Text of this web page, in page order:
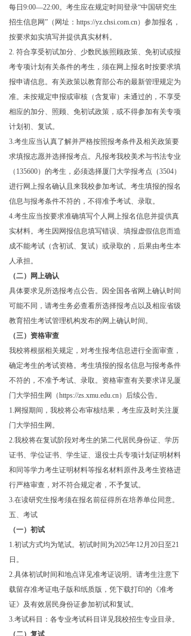
每日9:00—22:00。考生应在规定时间登录“中国研究生
招生信息网”（网址：https://yz.chsi.com.cn）参加报名，
按要求如实填写并提供真实材料。
2. 符合享受初试加分、少数民族照顾政策、免初试或报
考专项计划有关条件的考生，须在网上报名时按要求填
报申请信息。有关政策以教育部公布的最新管理规定为
准。未按规定申报或审核（含复审）未通过的，不享受
相应的加分、照顾、免初试政策，或不得参加有关专项
计划初、复试。
3.考生应当认真了解并严格按照报考条件及相关政策要
求填报志愿并选择报考点。凡报考我校美术与书法专业
（135600）的考生，必须选择厦门大学报考点（3504）
进行网上报名确认且来我校参加考试。考生填报的报名
信息与报考条件不符的，不得准予考试、录取。
4.考生应当按要求准确填写个人网上报名信息并提供真
实材料。考生因网报信息填写错误、填报虚假信息而造
成不能考试（含初试、复试）或录取的，后果由考生本
人承担。
（二）网上确认
具体要求见所选报考点公告。因全国各省网上确认时间
可能不同，请考生务必查看所选择报考点以及相应省级
教育招生考试管理机构发布的网上确认时间。
（三）资格审查
我校将根据相关规定，对考生报考信息进行全面审查，
确定考生的考试资格。考生填报的报名信息与报考条件
不符的，不准予考试、录取。资格审查有关要求详见厦
门大学招生网（https://zs.xmu.edu.cn）后续公告。
1.网报期间，我校将公布审核结果，考生应及时关注厦
门大学招生网。
2.我校将在复试阶段对考生的第二代居民身份证、学历
证书、学位证书、学生证、退役士兵专项计划证明材料
和同等学力考生证明材料等报名材料原件及考生资格进
行严格审查，对不符合规定者，不予复试。
3.在读研究生报考须在报名前征得所在培养单位同意。
五、考试
（一）初试
1.初试方式均为笔试。初试时间为2025年12月20日至21
日 。
2.具体初试时间和地点详见准考证说明。请考生注意下
载留存准考证电子版和纸质版，凭下载打印的《准考
证》及有效居民身份证参加初试和复试。
3.考试科目：各专业考试科目详见我校招生专业目录。
（二）复试